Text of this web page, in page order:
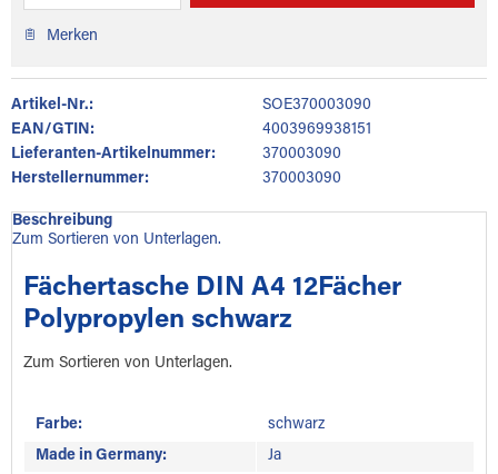
Merken
Artikel-Nr.:
SOE370003090
EAN/GTIN:
4003969938151
Lieferanten-Artikelnummer:
370003090
Herstellernummer:
370003090
Beschreibung
Zum Sortieren von Unterlagen.
Fächertasche DIN A4 12Fächer
Polypropylen schwarz
Zum Sortieren von Unterlagen.
Farbe:
schwarz
Made in Germany:
Ja